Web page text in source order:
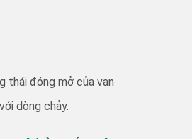
thái đóng mở của van
dòng chảy.